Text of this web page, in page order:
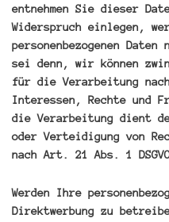
entnehmen Sie dieser
Widerspruch einlegen,
personenbezogenen
sei denn, wir können
für die Verarbeitung
Interessen, Rechte und
die Verarbeitung dient
oder Verteidigung von
nach Art. 21 Abs. 1
Werden Ihre
Direktwerbung zu